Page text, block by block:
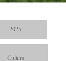
2025
Cultura